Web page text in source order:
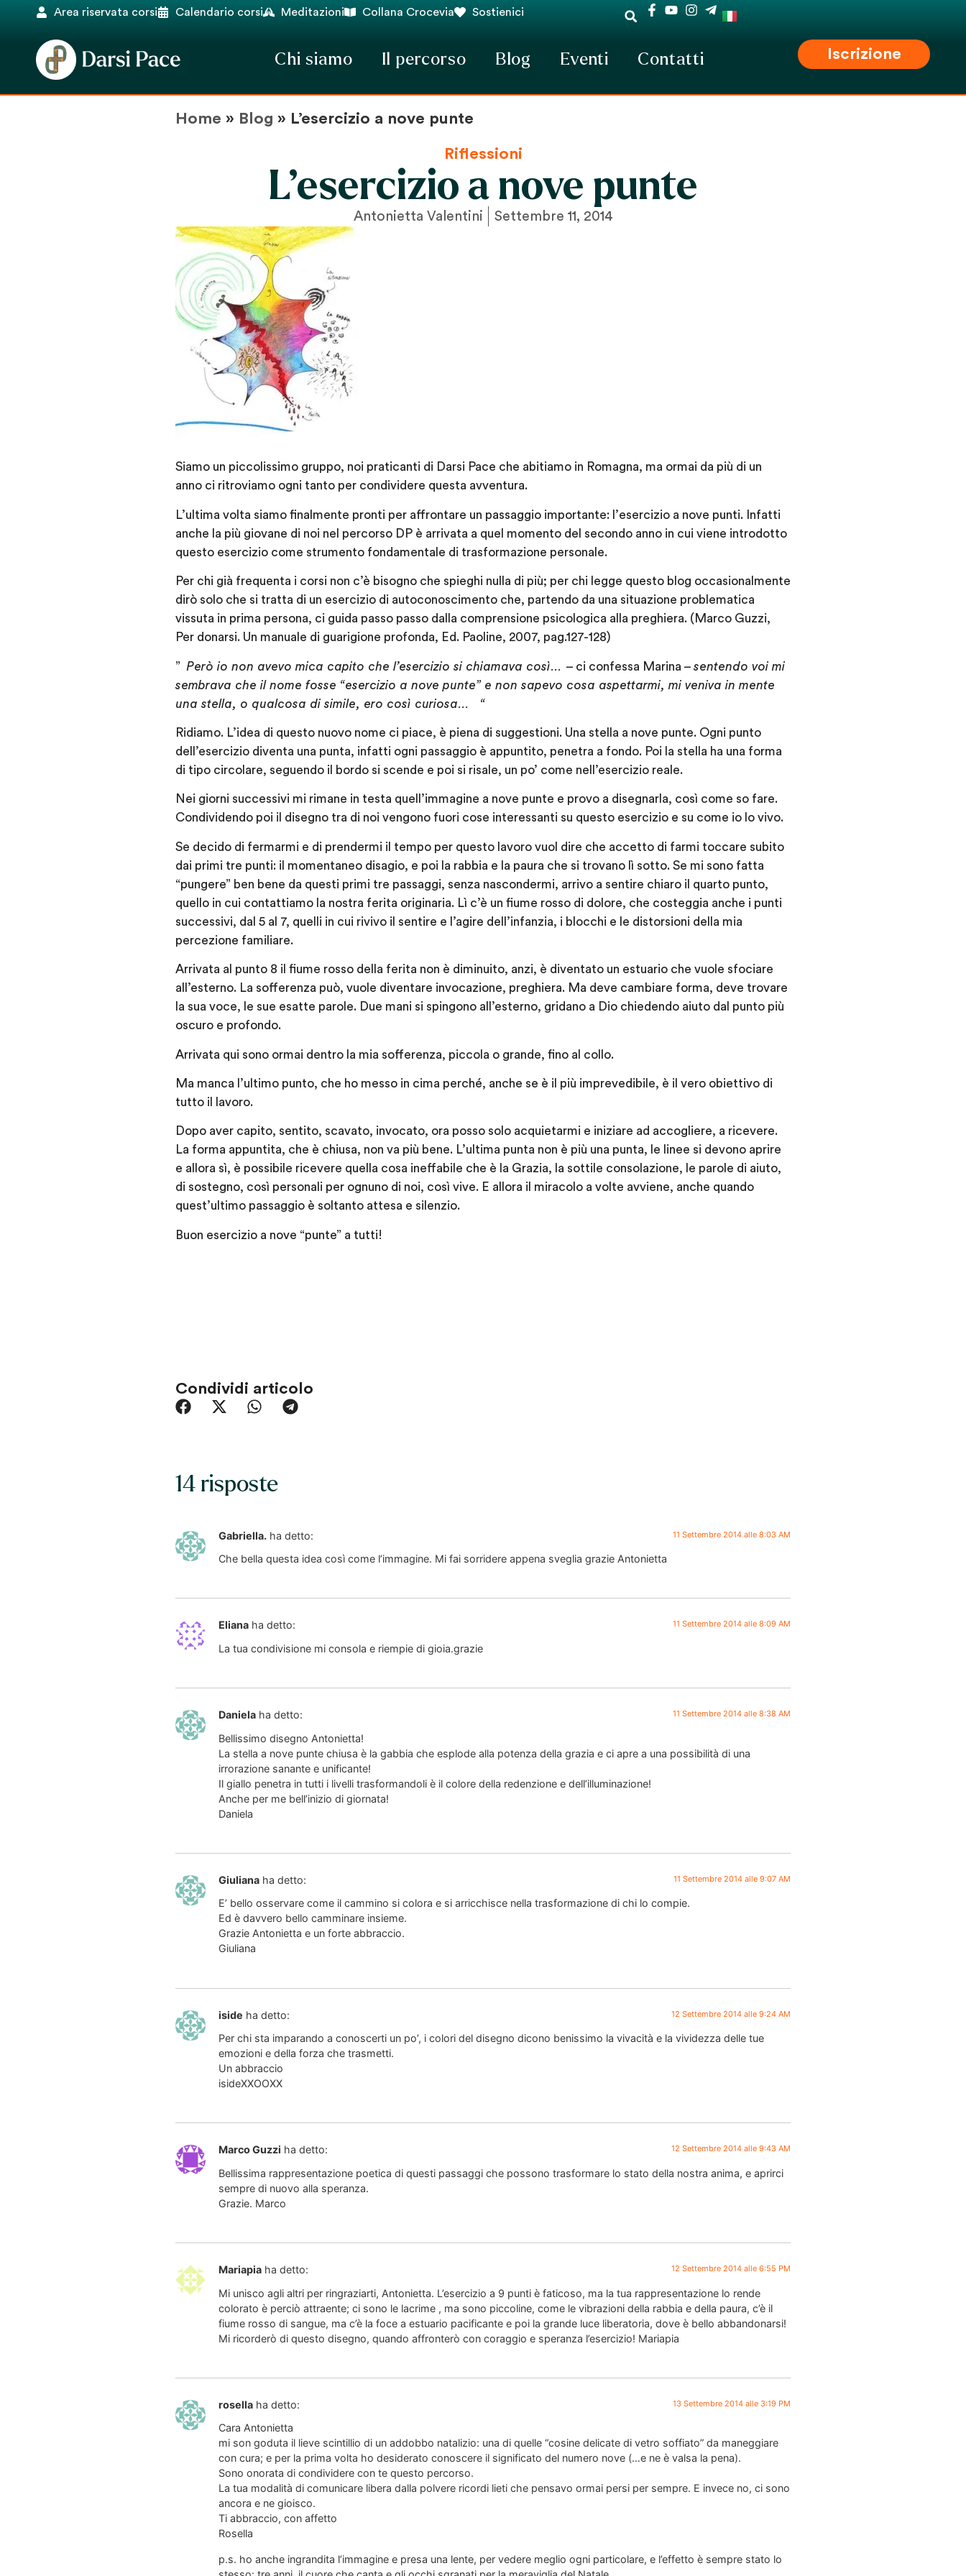
Area riservata corsi Calendario corsi Meditazioni Collana Crocevia Sostienici
Chi siamo Il percorso Blog Eventi Contatti Iscrizione
Home » Blog » L’esercizio a nove punte
Riflessioni
L’esercizio a nove punte
Antonietta Valentini Settembre 11, 2014
Siamo un piccolissimo gruppo, noi praticanti di Darsi Pace che abitiamo in Romagna, ma ormai da più di un
anno ci ritroviamo ogni tanto per condividere questa avventura.
L’ultima volta siamo finalmente pronti per affrontare un passaggio importante: l’esercizio a nove punti. Infatti
anche la più giovane di noi nel percorso DP è arrivata a quel momento del secondo anno in cui viene introdotto
questo esercizio come strumento fondamentale di trasformazione personale.
Per chi già frequenta i corsi non c’è bisogno che spieghi nulla di più; per chi legge questo blog occasionalmente
dirò solo che si tratta di un esercizio di autoconoscimento che, partendo da una situazione problematica
vissuta in prima persona, ci guida passo passo dalla comprensione psicologica alla preghiera. (Marco Guzzi,
Per donarsi. Un manuale di guarigione profonda, Ed. Paoline, 2007, pag.127-128)
” Però io non avevo mica capito che l’esercizio si chiamava così… – ci confessa Marina – sentendo voi mi
sembrava che il nome fosse “esercizio a nove punte” e non sapevo cosa aspettarmi, mi veniva in mente
una stella, o qualcosa di simile, ero così curiosa… “
Ridiamo. L’idea di questo nuovo nome ci piace, è piena di suggestioni. Una stella a nove punte. Ogni punto
dell’esercizio diventa una punta, infatti ogni passaggio è appuntito, penetra a fondo. Poi la stella ha una forma
di tipo circolare, seguendo il bordo si scende e poi si risale, un po’ come nell’esercizio reale.
Nei giorni successivi mi rimane in testa quell’immagine a nove punte e provo a disegnarla, così come so fare.
Condividendo poi il disegno tra di noi vengono fuori cose interessanti su questo esercizio e su come io lo vivo.
Se decido di fermarmi e di prendermi il tempo per questo lavoro vuol dire che accetto di farmi toccare subito
dai primi tre punti: il momentaneo disagio, e poi la rabbia e la paura che si trovano lì sotto. Se mi sono fatta
“pungere” ben bene da questi primi tre passaggi, senza nascondermi, arrivo a sentire chiaro il quarto punto,
quello in cui contattiamo la nostra ferita originaria. Lì c’è un fiume rosso di dolore, che costeggia anche i punti
successivi, dal 5 al 7, quelli in cui rivivo il sentire e l’agire dell’infanzia, i blocchi e le distorsioni della mia
percezione familiare.
Arrivata al punto 8 il fiume rosso della ferita non è diminuito, anzi, è diventato un estuario che vuole sfociare
all’esterno. La sofferenza può, vuole diventare invocazione, preghiera. Ma deve cambiare forma, deve trovare
la sua voce, le sue esatte parole. Due mani si spingono all’esterno, gridano a Dio chiedendo aiuto dal punto più
oscuro e profondo.
Arrivata qui sono ormai dentro la mia sofferenza, piccola o grande, fino al collo.
Ma manca l’ultimo punto, che ho messo in cima perché, anche se è il più imprevedibile, è il vero obiettivo di
tutto il lavoro.
Dopo aver capito, sentito, scavato, invocato, ora posso solo acquietarmi e iniziare ad accogliere, a ricevere.
La forma appuntita, che è chiusa, non va più bene. L’ultima punta non è più una punta, le linee si devono aprire
e allora sì, è possibile ricevere quella cosa ineffabile che è la Grazia, la sottile consolazione, le parole di aiuto,
di sostegno, così personali per ognuno di noi, così vive. E allora il miracolo a volte avviene, anche quando
quest’ultimo passaggio è soltanto attesa e silenzio.
Buon esercizio a nove “punte” a tutti!
Condividi articolo
14 risposte
Gabriella. ha detto: 11 Settembre 2014 alle 8:03 AM
Che bella questa idea così come l’immagine. Mi fai sorridere appena sveglia grazie Antonietta
Eliana ha detto: 11 Settembre 2014 alle 8:09 AM
La tua condivisione mi consola e riempie di gioia.grazie
Daniela ha detto: 11 Settembre 2014 alle 8:38 AM
Bellissimo disegno Antonietta!
La stella a nove punte chiusa è la gabbia che esplode alla potenza della grazia e ci apre a una possibilità di una
irrorazione sanante e unificante!
Il giallo penetra in tutti i livelli trasformandoli è il colore della redenzione e dell’illuminazione!
Anche per me bell’inizio di giornata!
Daniela
Giuliana ha detto: 11 Settembre 2014 alle 9:07 AM
E’ bello osservare come il cammino si colora e si arricchisce nella trasformazione di chi lo compie.
Ed è davvero bello camminare insieme.
Grazie Antonietta e un forte abbraccio.
Giuliana
iside ha detto: 12 Settembre 2014 alle 9:24 AM
Per chi sta imparando a conoscerti un po’, i colori del disegno dicono benissimo la vivacità e la vividezza delle tue
emozioni e della forza che trasmetti.
Un abbraccio
isideXXOOXX
Marco Guzzi ha detto: 12 Settembre 2014 alle 9:43 AM
Bellissima rappresentazione poetica di questi passaggi che possono trasformare lo stato della nostra anima, e aprirci
sempre di nuovo alla speranza.
Grazie. Marco
Mariapia ha detto: 12 Settembre 2014 alle 6:55 PM
Mi unisco agli altri per ringraziarti, Antonietta. L’esercizio a 9 punti è faticoso, ma la tua rappresentazione lo rende
colorato è perciò attraente; ci sono le lacrime , ma sono piccoline, come le vibrazioni della rabbia e della paura, c’è il
fiume rosso di sangue, ma c’è la foce a estuario pacificante e poi la grande luce liberatoria, dove è bello abbandonarsi!
Mi ricorderò di questo disegno, quando affronterò con coraggio e speranza l’esercizio! Mariapia
rosella ha detto: 13 Settembre 2014 alle 3:19 PM
Cara Antonietta
mi son goduta il lieve scintillio di un addobbo natalizio: una di quelle “cosine delicate di vetro soffiato” da maneggiare
con cura; e per la prima volta ho desiderato conoscere il significato del numero nove (…e ne è valsa la pena).
Sono onorata di condividere con te questo percorso.
La tua modalità di comunicare libera dalla polvere ricordi lieti che pensavo ormai persi per sempre. E invece no, ci sono
ancora e ne gioisco.
Ti abbraccio, con affetto
Rosella
p.s. ho anche ingrandita l’immagine e presa una lente, per vedere meglio ogni particolare, e l’effetto è sempre stato lo